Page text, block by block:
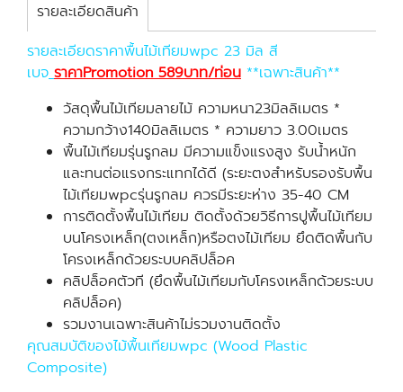
รายละเอียดสินค้า
รายละเอียดราคาพื้นไม้เทียมwpc 23 มิล สี
เบจ ราคาPromotion 589บาท/ท่อน **เฉพาะสินค้า**
วัสดุพื้นไม้เทียมลายไม้ ความหนา23มิลลิเมตร *
ความกว้าง140มิลลิเมตร * ความยาว 3.00เมตร
พื้นไม้เทียมรุ่นรูกลม มีความแข็งแรงสูง รับน้ำหนัก
และทนต่อแรงกระแทกได้ดี (ระยะตงสำหรับรองรับพื้น
ไม้เทียมwpcรุ่นรูกลม ควรมีระยะห่าง 35-40 CM
การติดตั้งพื้นไม้เทียม ติดตั้งด้วยวิธีการปูพื้นไม้เทียม
บนโครงเหล็ก(ตงเหล็ก)หรือตงไม้เทียม ยึดติดพื้นกับ
โครงเหล็กด้วยระบบคลิปล็อค
คลิปล็อคตัวที (ยึดพื้นไม้เทียมกับโครงเหล็กด้วยระบบ
คลิปล็อค)
รวมงานเฉพาะสินค้าไม่รวมงานติดตั้ง
คุณสมบัติของไม้พื้นเทียมwpc (Wood Plastic
Composite)